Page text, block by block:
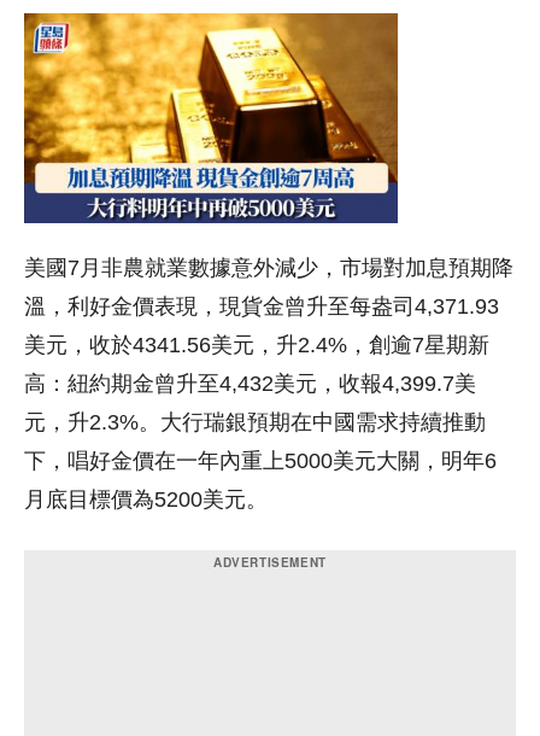
美國7月非農就業數據意外減少，市場對加息預期降
溫，利好金價表現，現貨金曾升至每盎司4,371.93
美元，收於4341.56美元，升2.4%，創逾7星期新
高：紐約期金曾升至4,432美元，收報4,399.7美
元，升2.3%。大行瑞銀預期在中國需求持續推動
下，唱好金價在一年內重上5000美元大關，明年6
月底目標價為5200美元。